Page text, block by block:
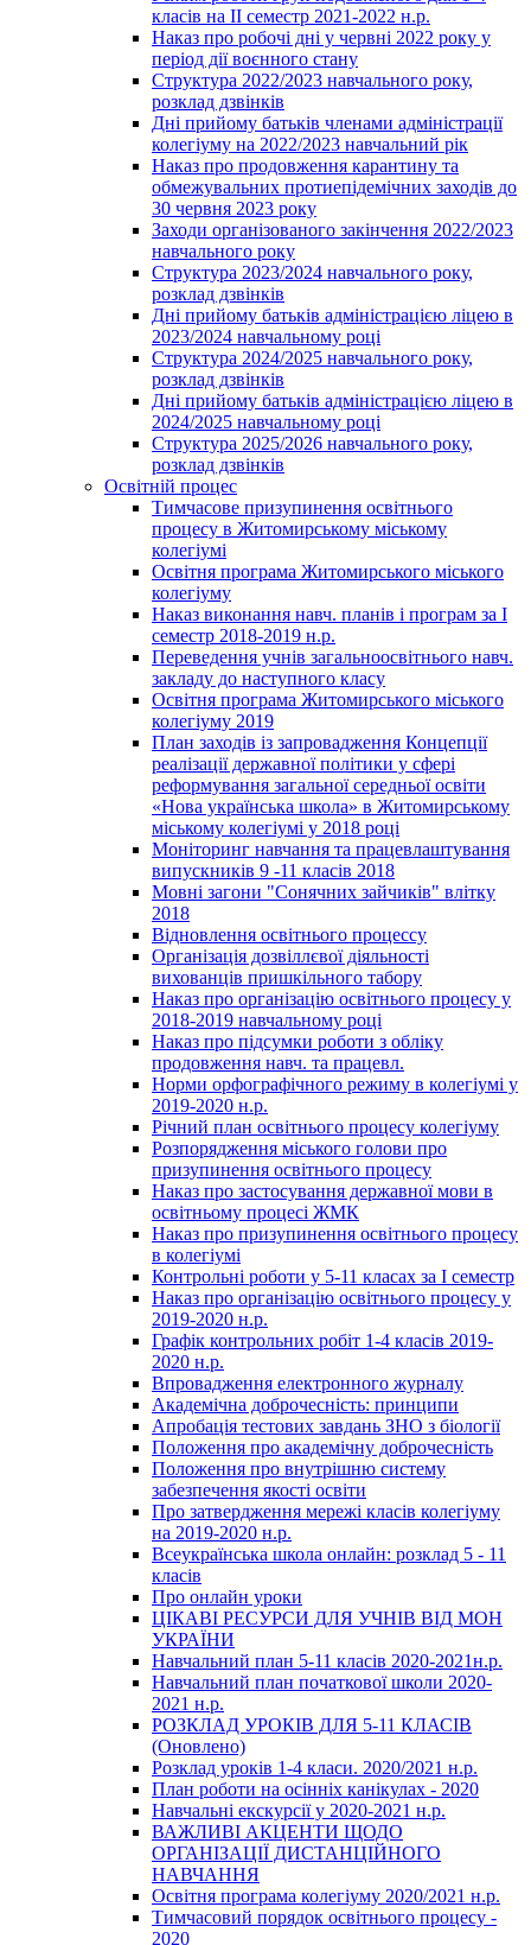
класів на ІІ семестр 2021-2022 н.р.
Наказ про робочі дні у червні 2022 року у
період дії воєнного стану
Структура 2022/2023 навчального року,
розклад дзвінків
Дні прийому батьків членами адміністрації
колегіуму на 2022/2023 навчальний рік
Наказ про продовження карантину та
обмежувальних протиепідемічних заходів до
30 червня 2023 року
Заходи організованого закінчення 2022/2023
навчального року
Структура 2023/2024 навчального року,
розклад дзвінків
Дні прийому батьків адміністрацією ліцею в
2023/2024 навчальному році
Структура 2024/2025 навчального року,
розклад дзвінків
Дні прийому батьків адміністрацією ліцею в
2024/2025 навчальному році
Структура 2025/2026 навчального року,
розклад дзвінків
Освітній процес
Тимчасове призупинення освітнього
процесу в Житомирському міському
колегіумі
Освітня програма Житомирського міського
колегіуму
Наказ виконання навч. планів і програм за І
семестр 2018-2019 н.р.
Переведення учнів загальноосвітнього навч.
закладу до наступного класу
Освітня програма Житомирського міського
колегіуму 2019
План заходів із запровадження Концепції
реалізації державної політики у сфері
реформування загальної середньої освіти
«Нова українська школа» в Житомирському
міському колегіумі у 2018 році
Моніторинг навчання та працевлаштування
випускників 9 -11 класів 2018
Мовні загони "Сонячних зайчиків" влітку
2018
Відновлення освітнього процессу
Організація дозвіллєвої діяльності
вихованців пришкільного табору
Наказ про організацію освітнього процесу у
2018-2019 навчальному році
Наказ про підсумки роботи з обліку
продовження навч. та працевл.
Норми орфографічного режиму в колегіумі у
2019-2020 н.р.
Річний план освітнього процесу колегіуму
Розпорядження міського голови про
призупинення освітнього процесу
Наказ про застосування державної мови в
освітньому процесі ЖМК
Наказ про призупинення освітнього процесу
в колегіумі
Контрольні роботи у 5-11 класах за І семестр
Наказ про організацію освітнього процесу у
2019-2020 н.р.
Графік контрольних робіт 1-4 класів 2019-
2020 н.р.
Впровадження електронного журналу
Академічна доброчесність: принципи
Апробація тестових завдань ЗНО з біології
Положення про академічну доброчесність
Положення про внутрішню систему
забезпечення якості освіти
Про затвердження мережі класів колегіуму
на 2019-2020 н.р.
Всеукраїнська школа онлайн: розклад 5 - 11
класів
Про онлайн уроки
ЦІКАВІ РЕСУРСИ ДЛЯ УЧНІВ ВІД МОН
УКРАЇНИ
Навчальний план 5-11 класів 2020-2021н.р.
Навчальний план початкової школи 2020-
2021 н.р.
РОЗКЛАД УРОКІВ ДЛЯ 5-11 КЛАСІВ
(Оновлено)
Розклад уроків 1-4 класи. 2020/2021 н.р.
План роботи на осінніх канікулах - 2020
Навчальні екскурсії у 2020-2021 н.р.
ВАЖЛИВІ АКЦЕНТИ ЩОДО
ОРГАНІЗАЦІЇ ДИСТАНЦІЙНОГО
НАВЧАННЯ
Освітня програма колегіуму 2020/2021 н.р.
Тимчасовий порядок освітнього процесу -
2020